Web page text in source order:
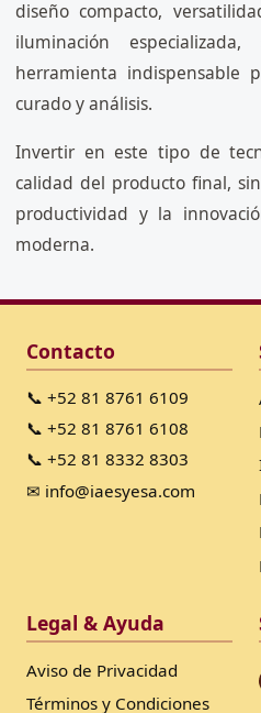
diseño compacto,
iluminación
herramienta indispensable
curado y análisis.
Invertir en este tipo de
calidad del producto final,
productividad y la
moderna.
Contacto
📞 +52 81 8761 6109
📞 +52 81 8761 6108
📞 +52 81 8332 8303
✉ info@iaesyesa.com
Legal & Ayuda
Aviso de Privacidad
Términos y Condiciones